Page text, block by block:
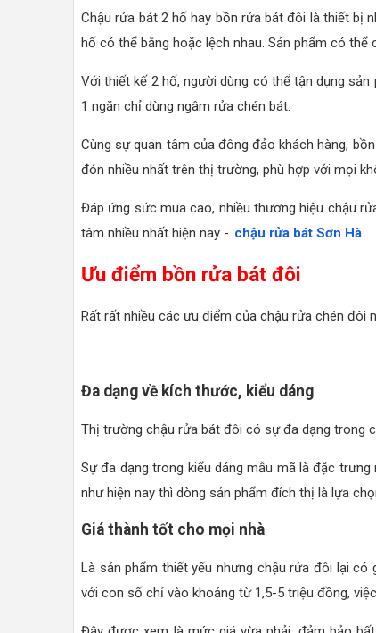
Chậu rửa bát 2 hố hay bồn rửa bát đôi là thiết bị
hố có thể bằng hoặc lệch nhau. Sản phẩm có thể
Với thiết kế 2 hố, người dùng có thể tận dụng
1 ngăn chỉ dùng ngâm rửa chén bát.
Cùng sự quan tâm của đông đảo khách hàng,
đón nhiều nhất trên thị trường, phù hợp với mọi
Đáp ứng sức mua cao, nhiều thương hiệu chậu
tâm nhiều nhất hiện nay - chậu rửa bát Sơn Hà.
Ưu điểm bồn rửa bát đôi
Rất rất nhiều các ưu điểm của chậu rửa chén đôi
Đa dạng về kích thước, kiểu dáng
Thị trường chậu rửa bát đôi có sự đa dạng trong
Sự đa dạng trong kiểu dáng mẫu mã là đặc
như hiện nay thì dòng sản phẩm đích thị là lựa
Giá thành tốt cho mọi nhà
Là sản phẩm thiết yếu nhưng chậu rửa đôi lại có
với con số chỉ vào khoảng từ 1,5-5 triệu đồng,